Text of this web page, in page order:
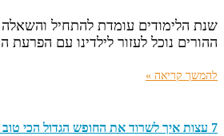
שנת הלימודים עומדת להתחיל והשאלה
ההורים נוכל לעזור לילדינו עם הפרעת
להמשך קריאה »
7 עצות איך לשרוד את החופש הגדול הכי טוב שאפשר!